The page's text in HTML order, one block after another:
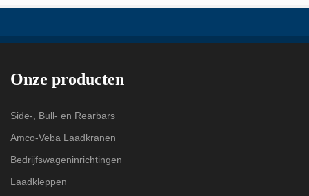
Onze producten
Side-, Bull- en Rearbars
Amco-Veba Laadkranen
Bedrijfswageninrichtingen
Laadkleppen